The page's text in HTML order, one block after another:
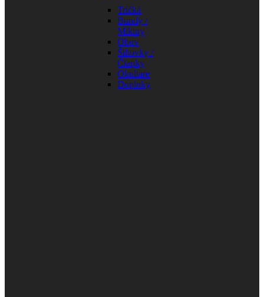
Tričká
Bundy /
Mikiny
Obuv
Šiltovky /
Čiapky
Okuliare
Doplnky